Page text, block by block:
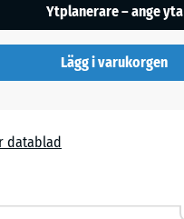
Ytplanerare – ange yta
Lägg i varukorgen
datablad